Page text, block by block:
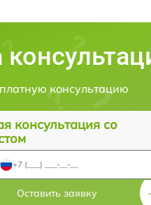
консультацию
консультация со
Оставить заявку